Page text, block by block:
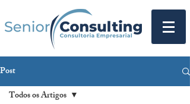
Post
Todos os Artigos